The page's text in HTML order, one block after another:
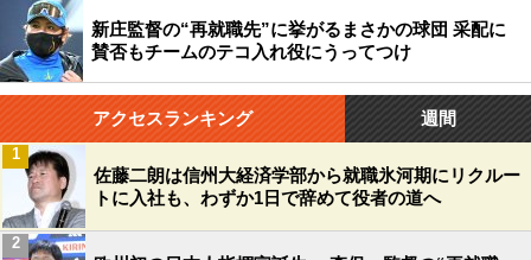
新庄監督の“再就職先”に挙がるまさかの球団 采配に
賛否もチームのテコ入れ役にうってつけ
アクセスランキング 週間
佐藤二朗は信州大経済学部から就職氷河期にリクルー
トに入社も、わずか1日で辞めて役者の道へ
1
2